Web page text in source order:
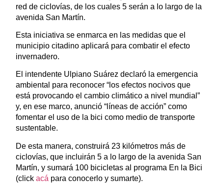
red de ciclovías, de los cuales 5 serán a lo largo de la
avenida San Martín.
Esta iniciativa se enmarca en las medidas que el
municipio citadino aplicará para combatir el efecto
invernadero.
El intendente Ulpiano Suárez declaró la emergencia
ambiental para reconocer “los efectos nocivos que
está provocando el cambio climático a nivel mundial”
y, en ese marco, anunció “líneas de acción” como
fomentar el uso de la bici como medio de transporte
sustentable.
De esta manera, construirá 23 kilómetros más de
ciclovías, que incluirán 5 a lo largo de la avenida San
Martín, y sumará 100 bicicletas al programa En la Bici
(click acá para conocerlo y sumarte).